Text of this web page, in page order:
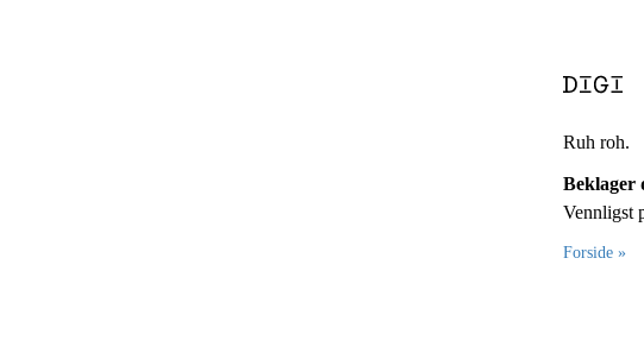
Ruh roh.
Beklager
Vennligst
Forside »